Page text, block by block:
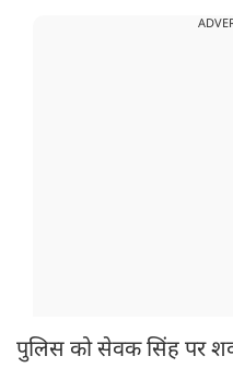
पुलिस को सेवक सिंह पर